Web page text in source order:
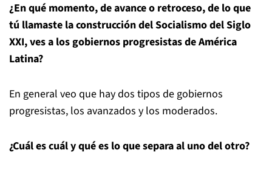
¿En qué momento, de avance o retroceso, de lo que
tú llamaste la construcción del Socialismo del Siglo
XXI, ves a los gobiernos progresistas de América
Latina?
En general veo que hay dos tipos de gobiernos
progresistas, los avanzados y los moderados.
¿Cuál es cuál y qué es lo que separa al uno del otro?